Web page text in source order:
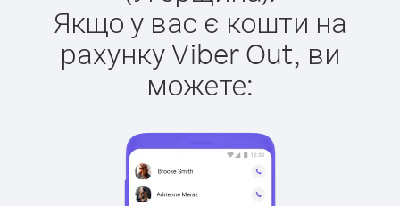
Якщо у вас є кошти на
рахунку Viber Out, ви
можете: